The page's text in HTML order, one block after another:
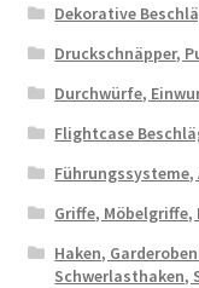
Dekorative
Druckschnäpper,
Durchwürfe,
Flightcase
Führungssysteme,
Griffe,
Haken,
Schwerlasthaken,